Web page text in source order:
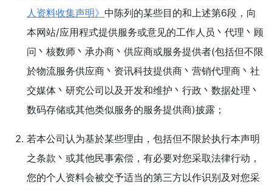
人资料收集声明》 中陈列的某些目的和上述第6段，向
本网站/应用程式提供服务或意见的工作人员丶代理丶顾
问丶核数师丶承办商丶供应商或服务提供者(包括但不限
於物流服务供应商丶资讯科技提供商丶营销代理商丶社
交媒体丶研究公司以及开发和维护丶行政丶数据处理丶
数码存储或其他类似服务的服务提供商)披露；
若本公司认为基於某些理由，包括但不限於执行本声明
之条款丶或其他民事索偿，有必要对您采取法律行动，
您的个人资料会被交予适当的第三方以作识别及对您采